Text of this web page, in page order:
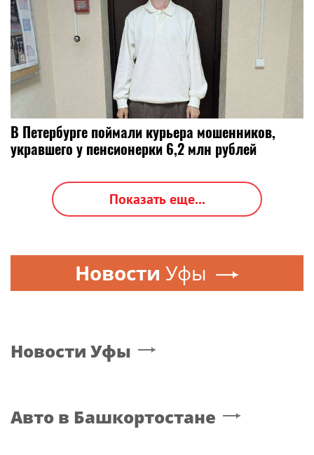
В Петербурге поймали курьера мошенников,
укравшего у пенсионерки 6,2 млн рублей
Показать еще...
Новости Уфы
Новости Уфы
Авто в Башкортостане